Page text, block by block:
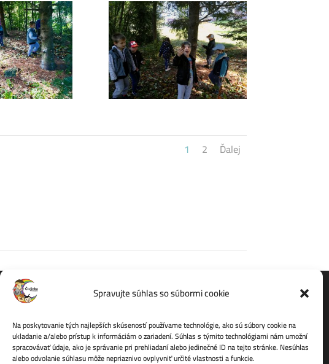
Spravujte súhlas so súbormi cookie
Na poskytovanie tých najlepších skúseností používame technológie, ako sú súbory cookie na
ukladanie a/alebo prístup k informáciám o zariadení. Súhlas s týmito technológiami nám umožní
spracovávať údaje, ako je správanie pri prehliadaní alebo jedinečné ID na tejto stránke. Nesúhlas
alebo odvolanie súhlasu môže nepriaznivo ovplyvniť určité vlastnosti a funkcie.
1 2 Ďalej